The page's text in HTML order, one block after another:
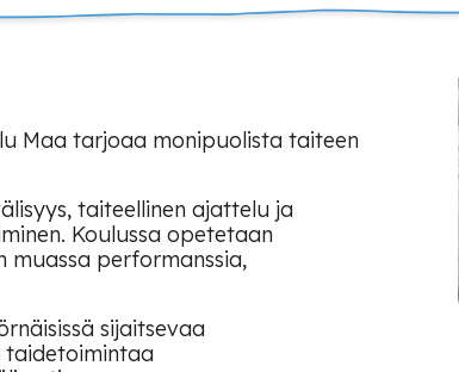
Maa tarjoaa monipuolista taiteen
taiteellinen ajattelu ja
Koulussa opetetaan
muassa performanssia,
sijaitsevaa
taidetoimintaa